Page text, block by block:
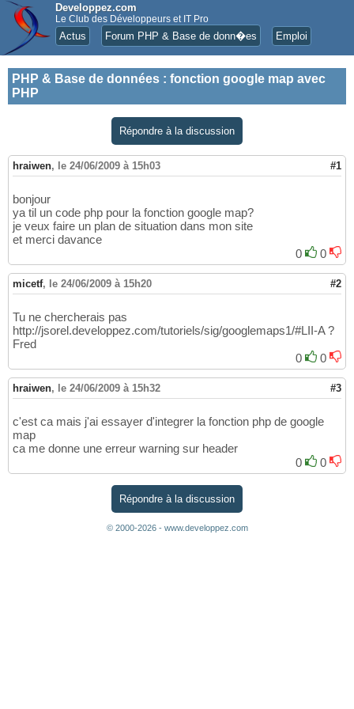
Developpez.com
Le Club des Développeurs et IT Pro
Actus Forum PHP & Base de donn�es Emploi
PHP & Base de données : fonction google map avec
PHP
Répondre à la discussion
hraiwen, le 24/06/2009 à 15h03 #1
bonjour
ya til un code php pour la fonction google map?
je veux faire un plan de situation dans mon site
et merci davance
0
0
micetf, le 24/06/2009 à 15h20 #2
Tu ne chercherais pas
http://jsorel.developpez.com/tutoriels/sig/googlemaps1/#LII-A ?
Fred
0
0
hraiwen, le 24/06/2009 à 15h32 #3
c'est ca mais j'ai essayer d'integrer la fonction php de google
map
ca me donne une erreur warning sur header
0
0
Répondre à la discussion
© 2000-2026 - www.developpez.com